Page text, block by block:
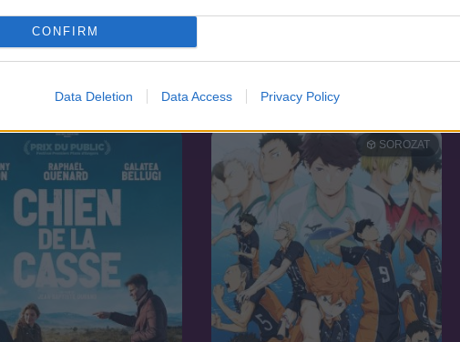
CONFIRM
Data Deletion Data Access Privacy Policy
Szerelembe gurulva
SOROZAT